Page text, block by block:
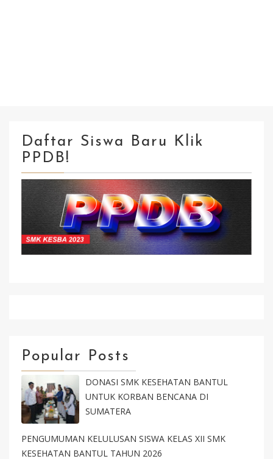
Daftar Siswa Baru Klik
PPDB!
Popular Posts
DONASI SMK KESEHATAN BANTUL
UNTUK KORBAN BENCANA DI
SUMATERA
PENGUMUMAN KELULUSAN SISWA KELAS XII SMK
KESEHATAN BANTUL TAHUN 2026